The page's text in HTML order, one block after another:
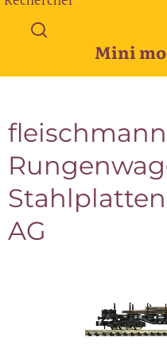
Mini
fleischmann
AG